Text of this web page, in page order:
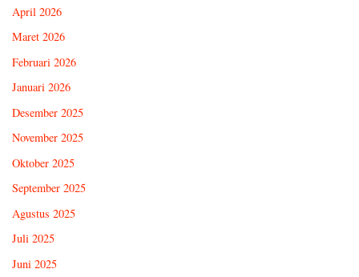
April 2026
Maret 2026
Februari 2026
Januari 2026
Desember 2025
November 2025
Oktober 2025
September 2025
Agustus 2025
Juli 2025
Juni 2025